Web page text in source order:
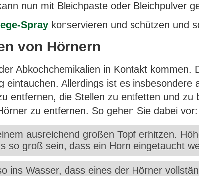
nun mit Bleichpaste oder Bleichpulver
Spray konservieren und schützen und
von Hörnern
Abkochchemikalien in Kontakt
eintauchen. Allerdings ist es
entfernen, die Stellen zu entfetten und
zu entfernen. So gehen Sie dabei vor:
ausreichend großen Topf erhitzen.
so groß sein, dass ein Horn eingetaucht
ins Wasser, dass eines der Hörner